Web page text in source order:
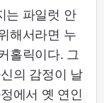
는 파일럿 안
해서라면 누
홀릭이다. 그
의 감정이 날
에서 옛 연인